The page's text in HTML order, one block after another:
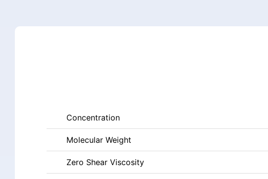
Concentration
Molecular Weight
Zero Shear Viscosity